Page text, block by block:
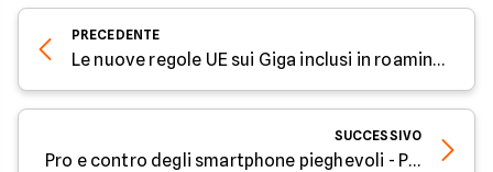
PRECEDENTE
Le nuove regole UE sui Giga inclusi in roaming - Parola all'Esperto di Facile.it
SUCCESSIVO
Pro e contro degli smartphone pieghevoli - Parola all'Esperto di Facile.it